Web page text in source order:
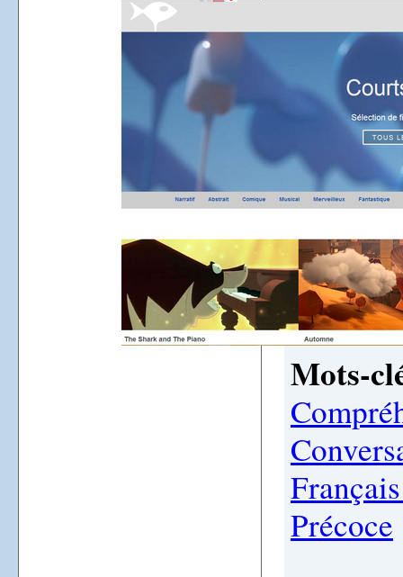
Mots-
Précoce